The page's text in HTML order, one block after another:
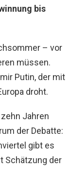
bis
– vor
müssen.
Putin, der mit
droht.
Jahren
der Debatte:
gibt es
Schätzung der